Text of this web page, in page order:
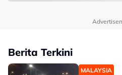
Berita Terkini
MALAYSIA